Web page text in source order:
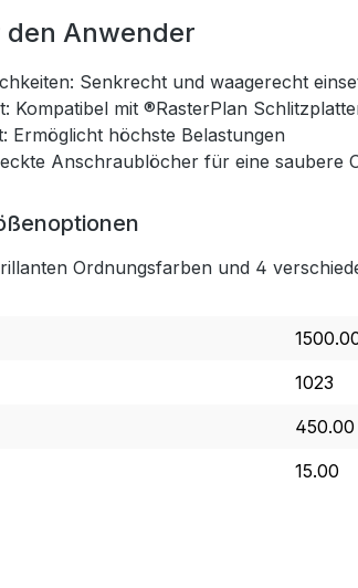
Anwender
Senkrecht und waagerecht
Kompatibel mit ®RasterPlan
Ermöglicht höchste Belastungen
Anschraublöcher für eine saubere
Ordnungsfarben und 4
1023
450.00
15.00